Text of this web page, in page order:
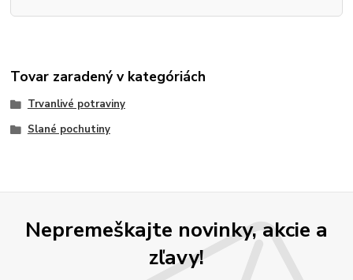
Tovar zaradený v kategóriách
Trvanlivé potraviny
Slané pochutiny
Nepremeškajte novinky, akcie a
zľavy!